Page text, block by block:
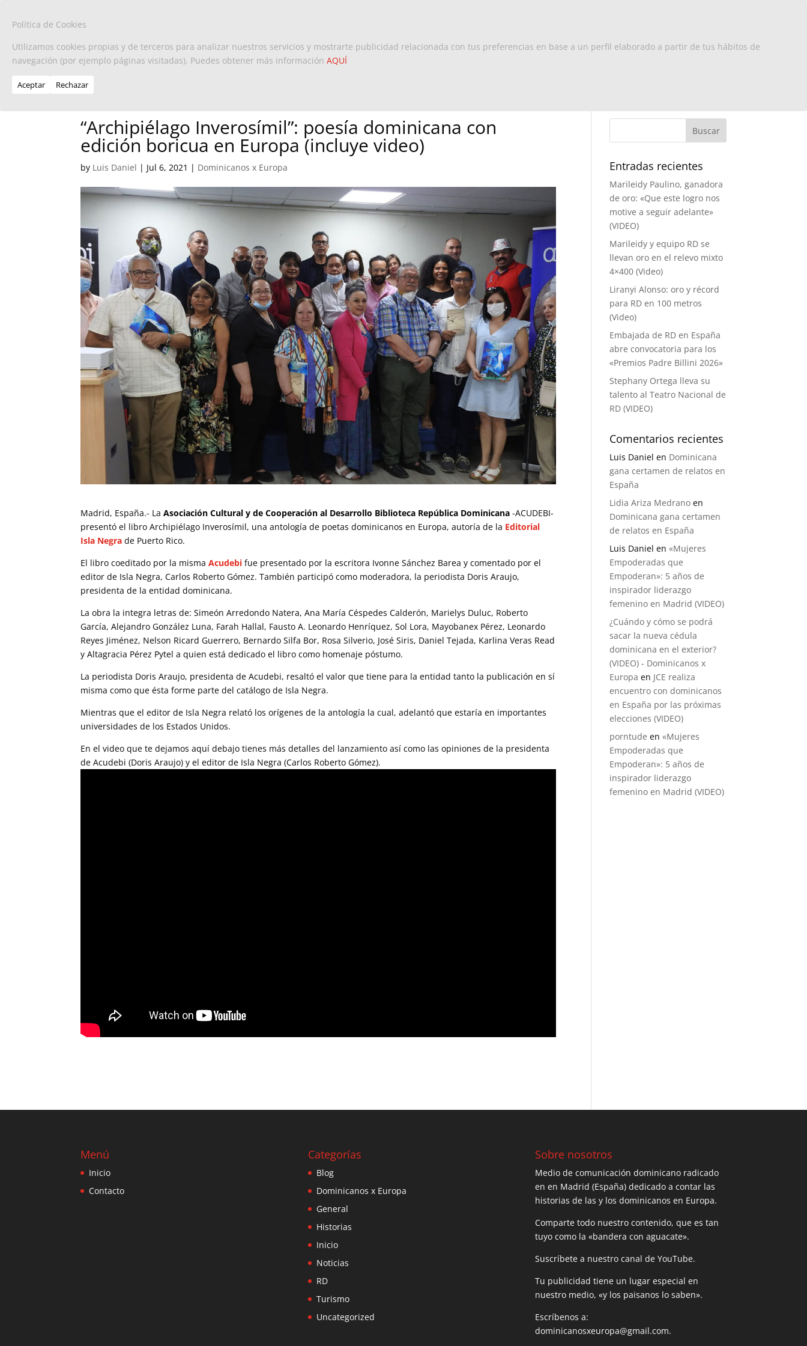
Inicio Europa Dominicanos x Europa Turismo Contacto
“Archipiélago Inverosímil”: poesía dominicana con
edición boricua en Europa (incluye video)
by Luis Daniel | Jul 6, 2021 | Dominicanos x Europa
Madrid, España.- LaAsociación Cultural y de Cooperación al Desarrollo Biblioteca República Dominicana -ACUDEBI-
presentó el libro Archipiélago Inverosímil, una antología de poetas dominicanos en Europa, autoría de la Editorial
Isla Negra de Puerto Rico.
El libro coeditado por la mismaAcudebi fue presentado por la escritora Ivonne Sánchez Barea y comentado por el
editor de Isla Negra, Carlos Roberto Gómez. También participó como moderadora, la periodista Doris Araujo,
presidenta de la entidad dominicana.
La obra la integra letras de: Simeón Arredondo Natera, Ana María Céspedes Calderón, Marielys Duluc, Roberto
García, Alejandro González Luna, Farah Hallal, Fausto A. Leonardo Henríquez, Sol Lora, Mayobanex Pérez, Leonardo
Reyes Jiménez, Nelson Ricard Guerrero, Bernardo Silfa Bor, Rosa Silverio, José Siris, Daniel Tejada, Karlina Veras Read
y Altagracia Pérez Pytel a quien está dedicado el libro como homenaje póstumo.
La periodista Doris Araujo, presidenta de Acudebi, resaltó el valor que tiene para la entidad tanto la publicación en sí
misma como que ésta forme parte del catálogo de Isla Negra.
Mientras que el editor de Isla Negra relató los orígenes de la antología la cual, adelantó que estaría en importantes
universidades de los Estados Unidos.
En el video que te dejamos aquí debajo tienes más detalles del lanzamiento así como las opiniones de la presidenta
de Acudebi (Doris Araujo) y el editor de Isla Negra (Carlos Roberto Gómez).
Entradas recientes
Marileidy Paulino, ganadora
de oro: «Que este logro nos
motive a seguir adelante»
(VIDEO)
Marileidy y equipo RD se
llevan oro en el relevo mixto
4×400 (Video)
Liranyi Alonso: oro y récord
para RD en 100 metros
(Video)
Embajada de RD en España
abre convocatoria para los
«Premios Padre Billini 2026»
Stephany Ortega lleva su
talento al Teatro Nacional de
RD (VIDEO)
Comentarios recientes
Luis Daniel en Dominicana
gana certamen de relatos en
España
Lidia Ariza Medrano en
Dominicana gana certamen
de relatos en España
Luis Daniel en«Mujeres
Empoderadas que
Empoderan»: 5 años de
inspirador liderazgo
femenino en Madrid (VIDEO)
¿Cuándo y cómo se podrá
sacar la nueva cédula
dominicana en el exterior?
(VIDEO) - Dominicanos x
Europa en JCE realiza
encuentro con dominicanos
en España por las próximas
elecciones (VIDEO)
porntude en«Mujeres
Empoderadas que
Empoderan»: 5 años de
inspirador liderazgo
femenino en Madrid (VIDEO)
Menú
Inicio
Contacto
Categorías
Blog
Dominicanos x Europa
General
Historias
Inicio
Noticias
RD
Turismo
Uncategorized
Sobre nosotros
Medio de comunicación dominicano radicado
en en Madrid (España) dedicado a contar las
historias de las y los dominicanos en Europa.
Comparte todo nuestro contenido, que es tan
tuyo como la «bandera con aguacate».
Suscríbete a nuestro canal de YouTube.
Tu publicidad tiene un lugar especial en
nuestro medio, «y los paisanos lo saben».
Escríbenos a:
dominicanosxeuropa@gmail.com.
Política de Cookies
Utilizamos cookies propias y de terceros para analizar nuestros servicios y mostrarte publicidad relacionada con tus preferencias en base a un perfil elaborado a partir de tus hábitos de
navegación (por ejemplo páginas visitadas). Puedes obtener más información AQUÍ
Aceptar Rechazar